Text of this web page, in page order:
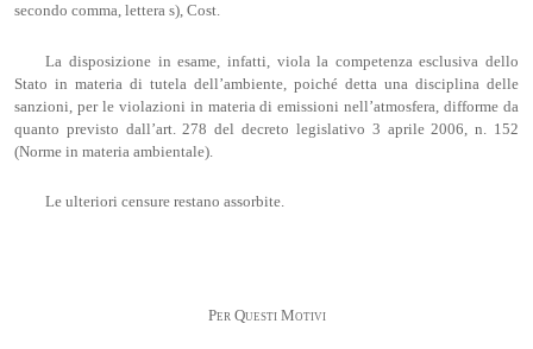
secondo comma, lettera s), Cost.
La disposizione in esame, infatti, viola la competenza esclusiva dello
Stato in materia di tutela dell’ambiente, poiché detta una disciplina delle
sanzioni, per le violazioni in materia di emissioni nell’atmosfera, difforme da
quanto previsto dall’art. 278 del decreto legislativo 3 aprile 2006, n. 152
(Norme in materia ambientale).
Le ulteriori censure restano assorbite.
Per Questi Motivi